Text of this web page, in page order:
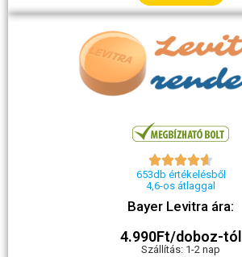

653db értékelésből
4,6-os átlaggal
Bayer Levitra ára:
4.990Ft/doboz-tól
Szállítás: 1-2 nap